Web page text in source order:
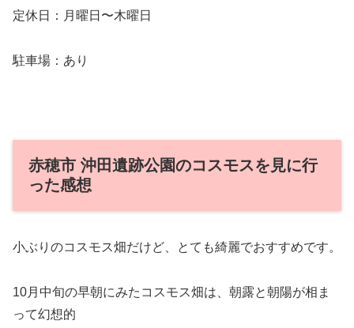
定休日：月曜日〜木曜日
駐車場：あり
赤穂市 沖田遺跡公園のコスモスを見に行
った感想
小ぶりのコスモス畑だけど、とても綺麗でおすすめです。
10月中旬の早朝にみたコスモス畑は、朝露と朝陽が相ま
って幻想的